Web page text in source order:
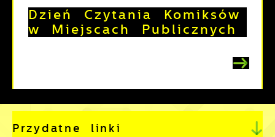
Dzień Czytania Komiksów
w Miejscach Publicznych
Przydatne linki